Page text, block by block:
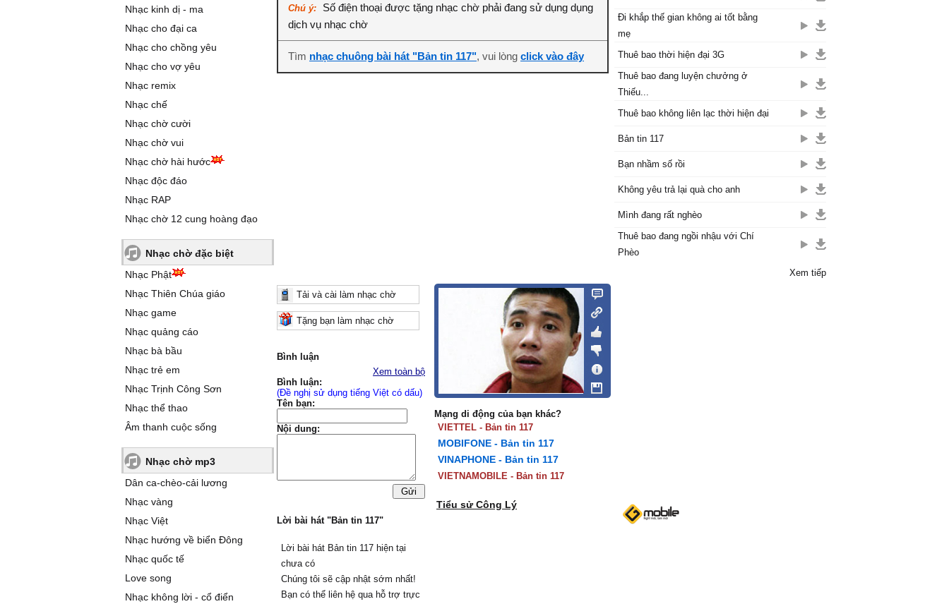
Nhạc kinh dị - ma
Nhạc cho đại ca
Nhạc cho chồng yêu
Nhạc cho vợ yêu
Nhạc remix
Nhạc chế
Nhạc chờ cười
Nhạc chờ vui
Nhạc chờ hài hước
Nhạc độc đáo
Nhạc RAP
Nhạc chờ 12 cung hoàng đạo
Nhạc chờ đặc biệt
Nhạc Phật
Nhạc Thiên Chúa giáo
Nhạc game
Nhạc quảng cáo
Nhạc bà bầu
Nhạc trẻ em
Nhạc Trịnh Công Sơn
Nhạc thể thao
Âm thanh cuộc sống
Nhạc chờ mp3
Dân ca-chèo-cải lương
Nhạc vàng
Nhạc Việt
Nhạc hướng về biển Đông
Nhạc quốc tế
Love song
Nhạc không lời - cổ điển
Chú ý:
Số điện thoại được tặng nhạc chờ phải đang sử dụng dụng
dịch vụ nhạc chờ
Tìm nhạc chuông bài hát "Bản tin 117", vui lòng click vào đây
Tải và cài làm nhạc chờ
Tặng bạn làm nhạc chờ
Bình luận
Xem toàn bộ
Bình luận:
(Đề nghị sử dụng tiếng Việt có dấu)
Tên bạn:
Nội dung:
Mạng di động của bạn khác?
VIETTEL - Bản tin 117
MOBIFONE - Bản tin 117
VINAPHONE - Bản tin 117
VIETNAMOBILE - Bản tin 117
Tiểu sử Công Lý
Lời bài hát "Bản tin 117"
Lời bài hát Bản tin 117 hiện tại
chưa có
Chúng tôi sẽ cập nhật sớm nhất!
Bạn có thể liên hệ qua hỗ trợ trực
Đi khắp thế gian không ai tốt bằng
mẹ
Thuê bao thời hiện đại 3G
Thuê bao đang luyện chưởng ở
Thiếu...
Thuê bao không liên lạc thời hiện đại
Bản tin 117
Bạn nhầm số rồi
Không yêu trả lại quà cho anh
Mình đang rất nghèo
Thuê bao đang ngồi nhậu với Chí
Phèo
Xem tiếp